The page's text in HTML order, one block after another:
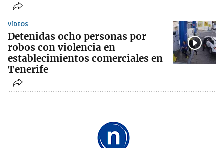
VÍDEOS
Detenidas ocho personas por
robos con violencia en
establecimientos comerciales en
Tenerife